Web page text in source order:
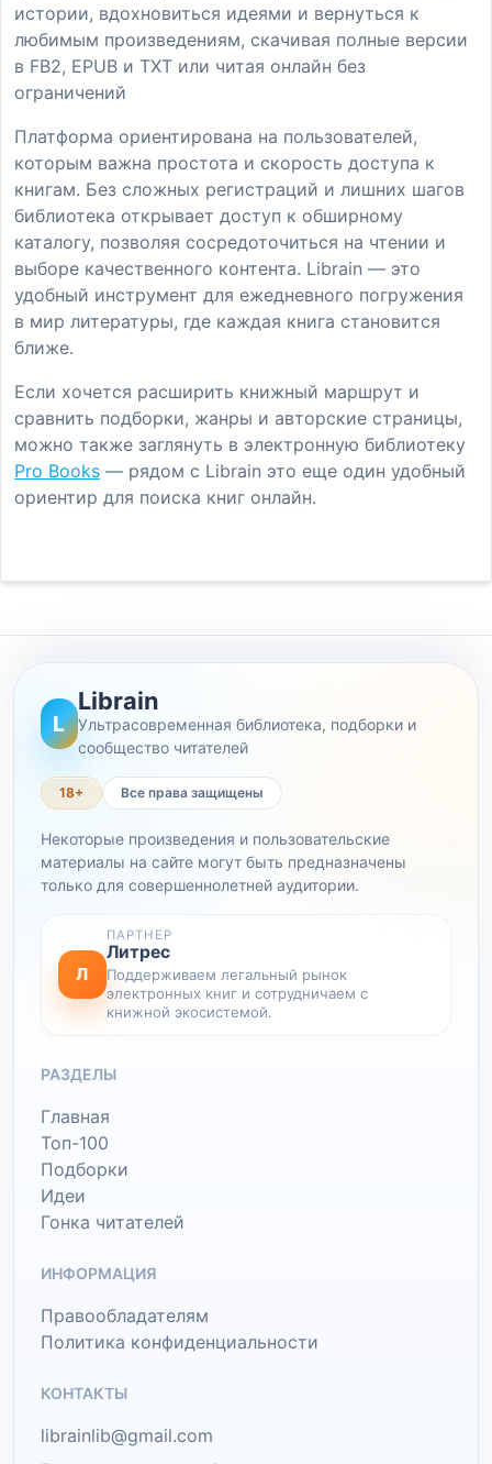
истории, вдохновиться идеями и вернуться к
любимым произведениям, скачивая полные версии
в FB2, EPUB и TXT или читая онлайн без
ограничений
Платформа ориентирована на пользователей,
которым важна простота и скорость доступа к
книгам. Без сложных регистраций и лишних шагов
библиотека открывает доступ к обширному
каталогу, позволяя сосредоточиться на чтении и
выборе качественного контента. Librain — это
удобный инструмент для ежедневного погружения
в мир литературы, где каждая книга становится
ближе.
Если хочется расширить книжный маршрут и
сравнить подборки, жанры и авторские страницы,
можно также заглянуть в электронную библиотеку
Pro Books — рядом с Librain это еще один удобный
ориентир для поиска книг онлайн.
L
Librain
Ультрасовременная библиотека, подборки и
сообщество читателей
18+ Все права защищены
Некоторые произведения и пользовательские
материалы на сайте могут быть предназначены
только для совершеннолетней аудитории.
Л
ПАРТНЕР
Литрес
Поддерживаем легальный рынок
электронных книг и сотрудничаем с
книжной экосистемой.
РАЗДЕЛЫ
Главная
Топ-100
Подборки
Идеи
Гонка читателей
ИНФОРМАЦИЯ
Правообладателям
Политика конфиденциальности
КОНТАКТЫ
librainlib@gmail.com